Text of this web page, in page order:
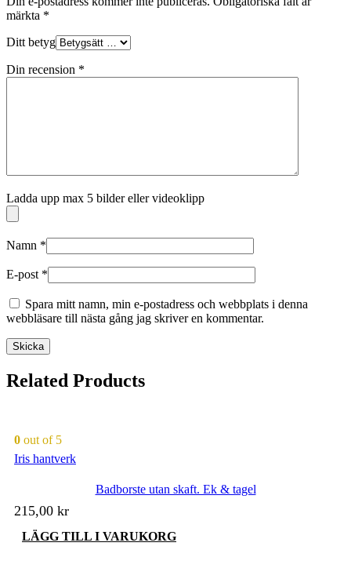
märkta *
Ditt betyg
Din recension *
Ladda upp max 5 bilder eller videoklipp
Namn *
E-post *
Spara mitt namn, min e-postadress och webbplats i denna
webbläsare till nästa gång jag skriver en kommentar.
Related Products
0 out of 5
Iris hantverk
Badborste utan skaft. Ek & tagel
215,00 kr
LÄGG TILL I VARUKORG